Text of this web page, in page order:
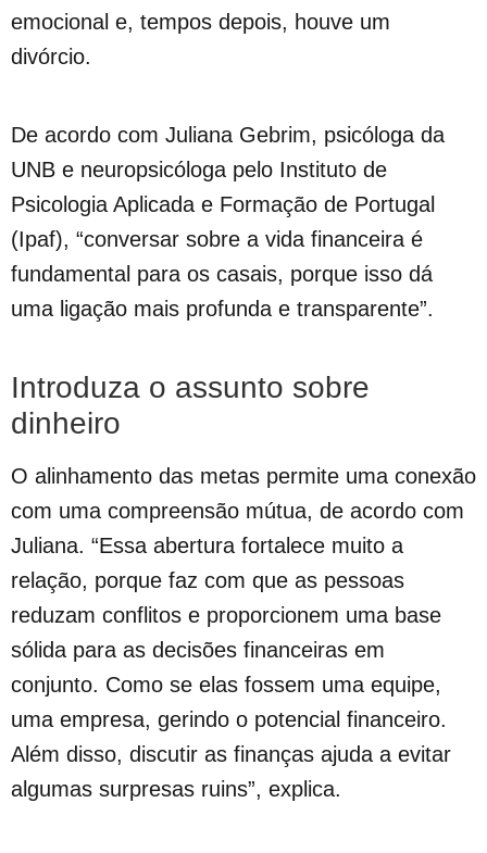
emocional e, tempos depois, houve um
divórcio.
De acordo com Juliana Gebrim, psicóloga da
UNB e neuropsicóloga pelo Instituto de
Psicologia Aplicada e Formação de Portugal
(Ipaf), “conversar sobre a vida financeira é
fundamental para os casais, porque isso dá
uma ligação mais profunda e transparente”.
Introduza o assunto sobre
dinheiro
O alinhamento das metas permite uma conexão
com uma compreensão mútua, de acordo com
Juliana. “Essa abertura fortalece muito a
relação, porque faz com que as pessoas
reduzam conflitos e proporcionem uma base
sólida para as decisões financeiras em
conjunto. Como se elas fossem uma equipe,
uma empresa, gerindo o potencial financeiro.
Além disso, discutir as finanças ajuda a evitar
algumas surpresas ruins”, explica.